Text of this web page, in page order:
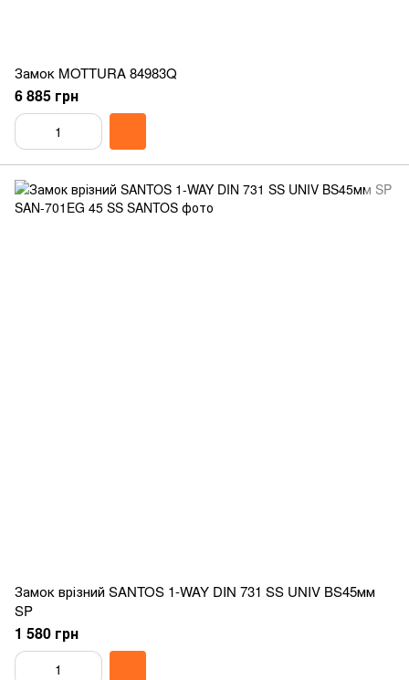
Замок MOTTURA 84983Q
6 885 грн
Замок врізний SANTOS 1-WAY DIN 731 SS UNIV BS45мм
SP
1 580 грн